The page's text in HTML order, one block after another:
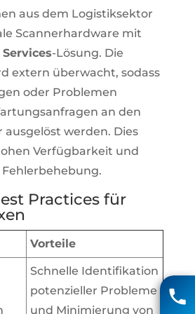
aus dem Logistiksektor
Scannerhardware mit
-Lösung. Die
extern überwacht, sodass
oder Problemen
an den
ausgelöst werden. Dies
Verfügbarkeit und
Practices für
Vorteile
Schnelle Identifikation
potenzieller Probleme
und Minimierung von
Matthias Voigt
04131 85 90